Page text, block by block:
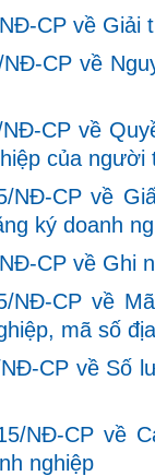
CP về Giải
CP về
CP về
của người
NĐ-CP về
ký doanh
CP về Ghi
NĐ-CP về
mã số
CP về Số
NĐ-CP về
nghiệp